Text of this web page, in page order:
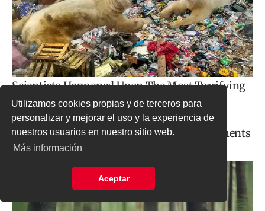
Utilizamos cookies propias y de terceros para
personalizar y mejorar el uso y la experiencia de
nuestros usuarios en nuestro sitio web.
Más información
Aceptar